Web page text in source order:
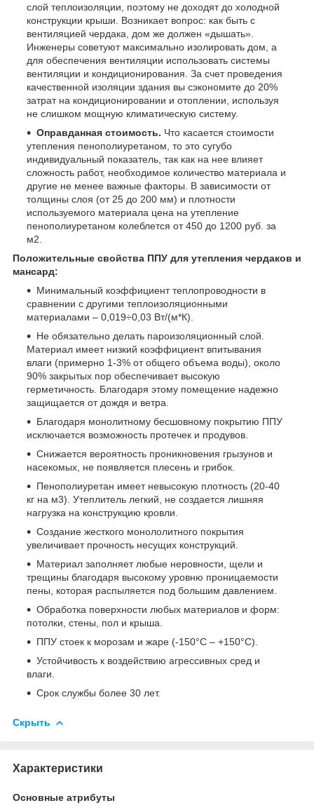
слой теплоизоляции, поэтому не доходят до холодной
конструкции крыши. Возникает вопрос: как быть с
вентиляцией чердака, дом же должен «дышать».
Инженеры советуют максимально изолировать дом, а
для обеспечения вентиляции использовать системы
вентиляции и кондиционирования. За счет проведения
качественной изоляции здания вы сэкономите до 20%
затрат на кондиционировании и отоплении, используя
не слишком мощную климатическую систему.
Оправданная стоимость. Что касается стоимости
утепления пенополиуретаном, то это сугубо
индивидуальный показатель, так как на нее влияет
сложность работ, необходимое количество материала и
другие не менее важные факторы. В зависимости от
толщины слоя (от 25 до 200 мм) и плотности
используемого материала цена на утепление
пенополиуретаном колеблется от 450 до 1200 руб. за
м2.
Положительные свойства ППУ для утепления чердаков и
мансард:
Минимальный коэффициент теплопроводности в
сравнении с другими теплоизоляционными
материалами – 0,019÷0,03 Вт/(м*К).
Не обязательно делать пароизоляционный слой.
Материал имеет низкий коэффициент впитывания
влаги (примерно 1-3% от общего объема воды), около
90% закрытых пор обеспечивает высокую
герметичность. Благодаря этому помещение надежно
защищается от дождя и ветра.
Благодаря монолитному бесшовному покрытию ППУ
исключается возможность протечек и продувов.
Снижается вероятность проникновения грызунов и
насекомых, не появляется плесень и грибок.
Пенополиуретан имеет невысокую плотность (20-40
кг на м3). Утеплитель легкий, не создается лишняя
нагрузка на конструкцию кровли.
Создание жесткого монололитного покрытия
увеличивает прочность несущих конструкций.
Материал заполняет любые неровности, щели и
трещины благодаря высокому уровню проницаемости
пены, которая распыляется под большим давлением.
Обработка поверхности любых материалов и форм:
потолки, стены, пол и крыша.
ППУ стоек к морозам и жаре (-150°С – +150°С).
Устойчивость к воздействию агрессивных сред и
влаги.
Срок службы более 30 лет.
Скрыть
Характеристики
Основные атрибуты